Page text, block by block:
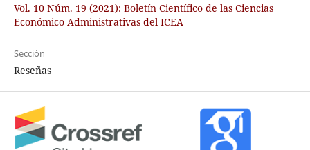
Vol. 10 Núm. 19 (2021): Boletín Científico de las Ciencias
Económico Administrativas del ICEA
Sección
Reseñas